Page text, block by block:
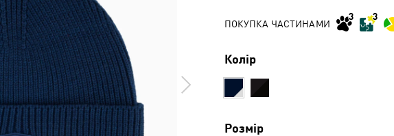
ПОКУПКА ЧАСТИНАМИ
Колір
Розмір